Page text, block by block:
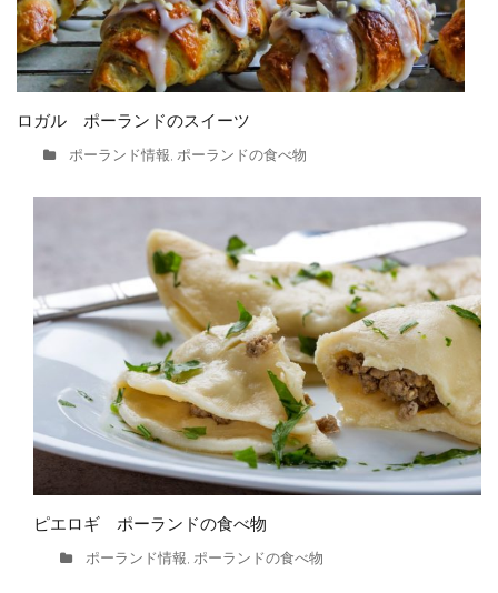
ロガル ポーランドのスイーツ
ポーランド情報, ポーランドの食べ物
ピエロギ ポーランドの食べ物
ポーランド情報, ポーランドの食べ物